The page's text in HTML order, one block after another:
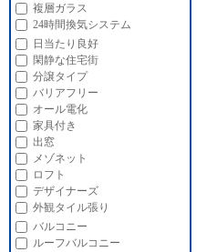
複層ガラス
24時間換気システム
日当たり良好
閑静な住宅街
分譲タイプ
バリアフリー
オール電化
家具付き
出窓
メゾネット
ロフト
デザイナーズ
外観タイル張り
バルコニー
ルーフバルコニー